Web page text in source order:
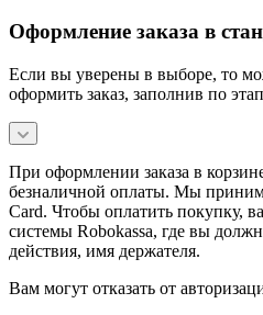
Оформление заказа в
Если вы уверены в выборе, то
оформить заказ, заполнив по
При оформлении заказа в
безналичной оплаты. Мы
Card. Чтобы оплатить покупку,
системы Robokassa, где вы
действия, имя держателя.
Вам могут отказать от